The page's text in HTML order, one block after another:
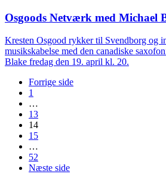
Osgoods Netværk med Michael
Kresten Osgood rykker til Svendborg og
musikskabelse med den canadiske
Blake fredag den 19. april kl. 20.
Forrige side
1
…
13
14
15
…
52
Næste side